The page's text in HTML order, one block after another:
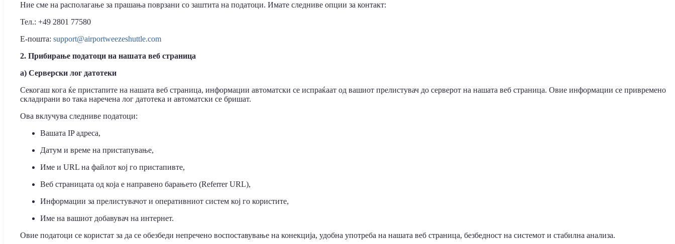
Ние сме на располагање за прашања поврзани со заштита на податоци. Имате следниве опции за контакт:
Тел.: +49 2801 77580
Е-пошта: support@airportweezeshuttle.com
2. Прибирање податоци на нашата веб страница
a) Серверски лог датотеки
Секогаш кога ќе пристапите на нашата веб страница, информации автоматски се испраќаат од вашиот прелистувач до серверот на нашата веб страница. Овие информации се привремено
складирани во така наречена лог датотека и автоматски се бришат.
Ова вклучува следниве податоци:
Вашата IP адреса,
Датум и време на пристапување,
Име и URL на файлот кој го пристапивте,
Веб страницата од која е направено барањето (Referrer URL),
Информации за прелистувачот и оперативниот систем кој го користите,
Име на вашиот добавувач на интернет.
Овие податоци се користат за да се обезбеди непречено воспоставување на конекција, удобна употреба на нашата веб страница, безбедност на системот и стабилна анализа.